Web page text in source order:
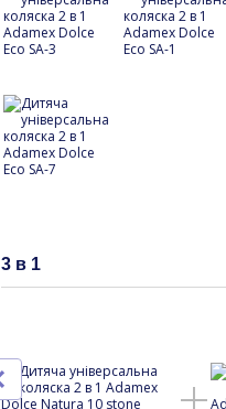
3 в 1